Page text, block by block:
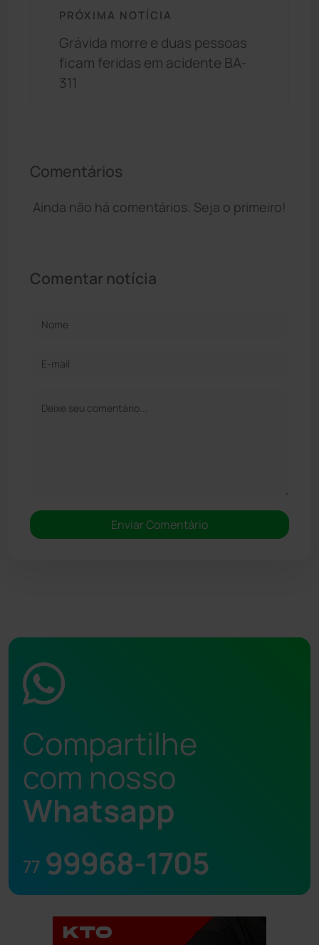
PRÓXIMA NOTÍCIA
Grávida morre e duas pessoas
ficam feridas em acidente BA-
311
Comentários
Ainda não há comentários. Seja o primeiro!
Comentar notícia
Compartilhe
com nosso
Whatsapp
77 99968-1705